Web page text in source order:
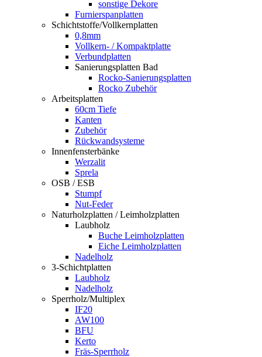
sonstige Dekore
Furnierspanplatten
Schichtstoffe/Vollkernplatten
0,8mm
Vollkern- / Kompaktplatte
Verbundplatten
Sanierungsplatten Bad
Rocko-Sanierungsplatten
Rocko Zubehör
Arbeitsplatten
60cm Tiefe
Kanten
Zubehör
Rückwandsysteme
Innenfensterbänke
Werzalit
Sprela
OSB / ESB
Stumpf
Nut-Feder
Naturholzplatten / Leimholzplatten
Laubholz
Buche Leimholzplatten
Eiche Leimholzplatten
Nadelholz
3-Schichtplatten
Laubholz
Nadelholz
Sperrholz/Multiplex
IF20
AW100
BFU
Kerto
Fräs-Sperrholz